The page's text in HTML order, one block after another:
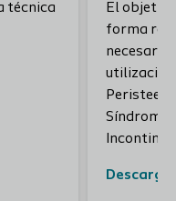
técnica
El
forma
Peristeen
Síndrome